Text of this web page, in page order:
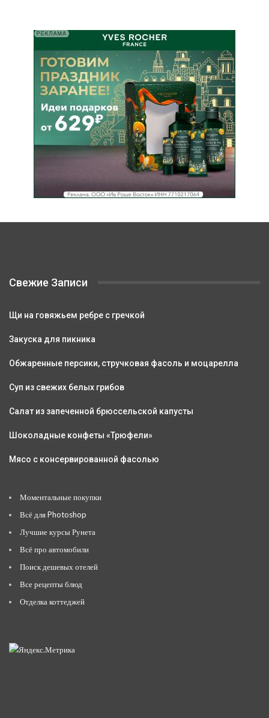
Свежие Записи
Щи на говяжьем ребре с гречкой
Закуска для пикника
Обжаренные персики, стручковая фасоль и моцарелла
Суп из свежих белых грибов
Салат из запеченной брюссельской капусты
Шоколадные конфеты «Трюфели»
Мясо с консервированной фасолью
Моментальные покупки
Всё для Photoshop
Лучшие курсы Рунета
Всё про автомобили
Поиск дешевых отелей
Все рецепты блюд
Отделка коттеджей